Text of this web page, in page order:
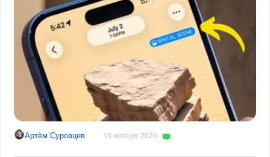
Артём Суровцев 15 ноября 2025